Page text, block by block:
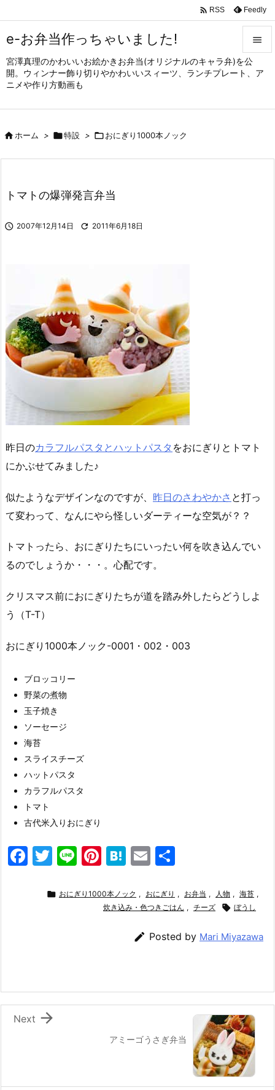
e-お弁当作っちゃいました!
宮澤真理のかわいいお絵かきお弁当(オリジナルのキャラ弁)を公
開。ウィンナー飾り切りやかわいいスィーツ、ランチプレート、ア
ニメや作り方動画も


メニュ
サイド

 RSS Feedly
ホーム > 特設 > おにぎり1000本ノック
トマトの爆弾発言弁当
 2007年12月14日  2011年6月18日
昨日のカラフルパスタとハットパスタ をおにぎりとトマト
にかぶせてみました♪
似たようなデザインなのですが、 昨日のさわやかさ と打っ
て変わって、なんにやら怪しいダーティーな空気が？？
トマトったら、おにぎりたちにいったい何を吹き込んでい
るのでしょうか・・・。心配です。
クリスマス前におにぎりたちが道を踏み外したらどうしよ
う（T-T）
おにぎり1000本ノック-0001・002・003
ブロッコリー
野菜の煮物
玉子焼き
ソーセージ
海苔
スライスチーズ
ハットパスタ
カラフルパスタ
トマト
古代米入りおにぎり
F
k
T
itt
Li
e
Pi
er
e
H
e
n
a
E
ai
l
 おにぎり1000本ノック , おにぎり , お弁当 , 人物 , 海苔 ,
炊き込み・色つきごはん , チーズ  ぼうし
 Posted by Mari Miyazawa
アミーゴうさぎ弁当

Next